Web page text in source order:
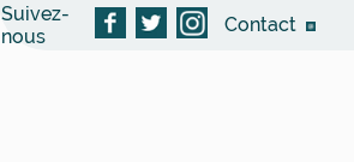
Suivez-
nous
Contact